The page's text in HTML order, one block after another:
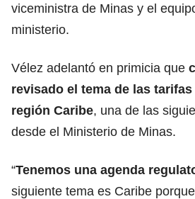
viceministra de Minas y el
ministerio.
Vélez adelantó en primicia que
revisado el tema de las
región Caribe, una de las
desde el Ministerio de Minas.
“Tenemos una agenda
siguiente tema es Caribe